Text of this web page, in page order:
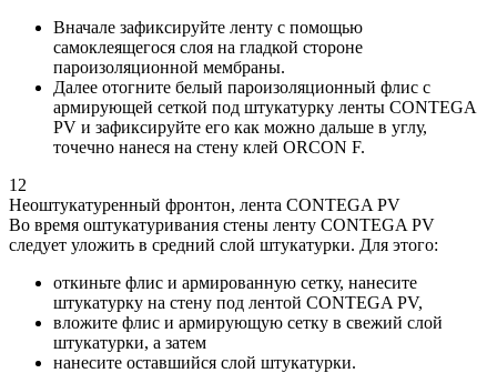
Вначале зафиксируйте ленту с помощью
самоклеящегося слоя на гладкой стороне
пароизоляционной мембраны.
Далее отогните белый пароизоляционный флис с
армирующей сеткой под штукатурку ленты CONTEGA
PV и зафиксируйте его как можно дальше в углу,
точечно нанеся на стену клей ORCON F.
12
Неоштукатуренный фронтон, лента CONTEGA PV
Во время оштукатуривания стены ленту CONTEGA PV
следует уложить в средний слой штукатурки. Для этого:
откиньте флис и армированную сетку, нанесите
штукатурку на стену под лентой CONTEGA PV,
вложите флис и армирующую сетку в свежий слой
штукатурки, а затем
нанесите оставшийся слой штукатурки.